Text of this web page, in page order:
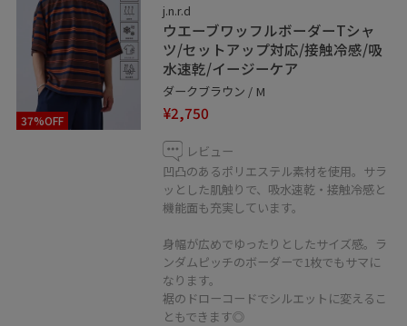
37%OFF
j.n.r.d
ウエーブワッフルボーダーTシャ
ツ/セットアップ対応/接触冷感/吸
水速乾/イージーケア
ダークブラウン / M
¥2,750
レビュー
凹凸のあるポリエステル素材を使用。サラ
ッとした肌触りで、吸水速乾・接触冷感と
機能面も充実しています。
身幅が広めでゆったりとしたサイズ感。ラ
ンダムピッチのボーダーで1枚でもサマに
なります。
裾のドローコードでシルエットに変えるこ
ともできます◎